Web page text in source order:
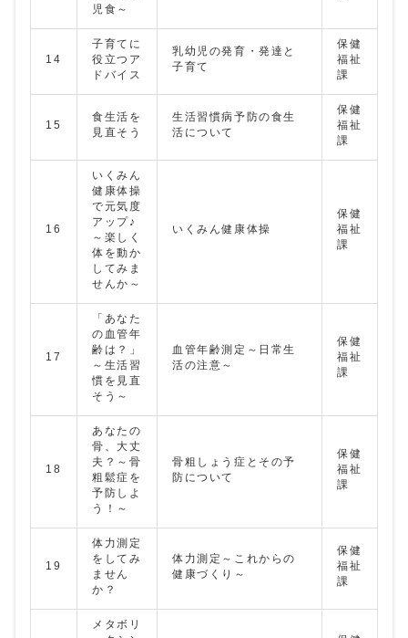
児食～
14
子育てに
役立つア
ドバイス
乳幼児の発育・発達と
子育て
保健
福祉
課
15
食生活を
見直そう
生活習慣病予防の食生
活について
保健
福祉
課
16
いくみん
健康体操
で元気度
アップ♪
～楽しく
体を動か
してみま
せんか～
いくみん健康体操
保健
福祉
課
17
「あなた
の血管年
齢は？」
～生活習
慣を見直
そう～
血管年齢測定～日常生
活の注意～
保健
福祉
課
18
あなたの
骨、大丈
夫？～骨
粗鬆症を
予防しよ
う！～
骨粗しょう症とその予
防について
保健
福祉
課
19
体力測定
をしてみ
ません
か？
体力測定～これからの
健康づくり～
保健
福祉
課
メタボリ